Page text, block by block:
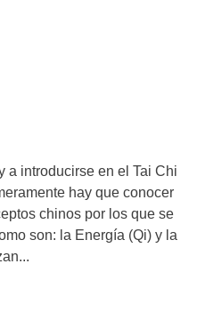
a introducirse en el Tai Chi
hay que conocer
chinos por los que se
son: la Energía (Qi) y la